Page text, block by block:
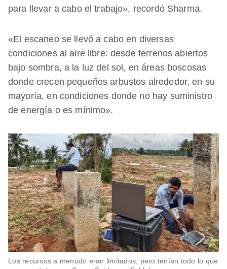
para llevar a cabo el trabajo», recordó Sharma.
«El escaneo se llevó a cabo en diversas
condiciones al aire libre: desde terrenos abiertos
bajo sombra, a la luz del sol, en áreas boscosas
donde crecen pequeños arbustos alrededor, en su
mayoría, en condiciones donde no hay suministro
de energía o es mínimo».
Los recursos a menudo eran limitados, pero tenían todo lo que